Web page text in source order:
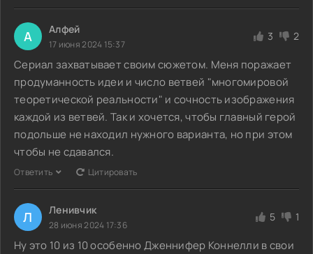
А Алфей
17 июня 2024 15:37
3 2
Сериал захватывает своим сюжетом. Меня поражает
продуманность идеи и число ветвей "многомировой
теоретической реальности" и сочность изображения
каждой из ветвей. Так и хочется, чтобы главный герой
подольше не находил нужного варианта, но при этом
чтобы не сдавался.
Ответить Цитировать
Л Ленивчик
28 июня 2024 17:36
5 1
Ну это 10 из 10 особенно Дженнифер Коннелли в свои